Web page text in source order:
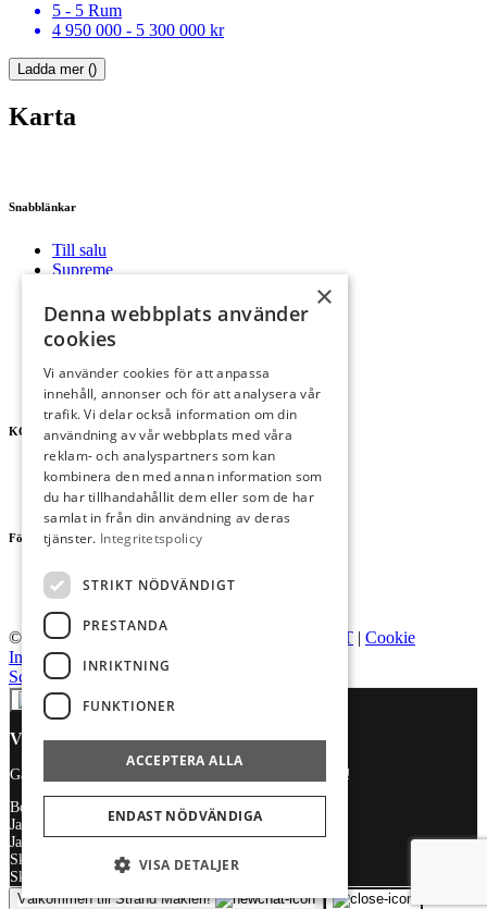
5 - 5 Rum
4 950 000 - 5 300 000 kr
Ladda mer ()
Karta
Snabblänkar
Till salu
Supreme
Kontakt
Framtida
Nyproduktion
Bevakning
Vår filosofi
KONTAKT
08-128 54 777
info@strandmakleri.se
Följ oss
Facebook
Instagram
© Strand Mäkleri
Hemsidan levereras av Kust IT | Cookie
InställningarIntegritetspolicy
Scroll to top
Välkommen in till oss!
Går du i köp- eller säljtankar? Vi hjälper dig gärna här!
Boka kostnadsfri värdering
Jag går i säljtankar
Jag letar efter ny bostad
Skapa en bostadsbevakning
Skicka kontaktförfrågan
Välkommen till Strand Mäkleri!
×
Denna webbplats använder
cookies
Vi använder cookies för att anpassa
innehåll, annonser och för att analysera vår
trafik. Vi delar också information om din
användning av vår webbplats med våra
reklam- och analyspartners som kan
kombinera den med annan information som
du har tillhandahållit dem eller som de har
samlat in från din användning av deras
tjänster. Integritetspolicy
STRIKT NÖDVÄNDIGT
PRESTANDA
INRIKTNING
FUNKTIONER
ACCEPTERA ALLA
ENDAST NÖDVÄNDIGA
VISA DETALJER